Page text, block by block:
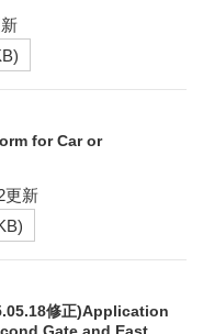
for Car or
更新
修正)Application
Gate and East